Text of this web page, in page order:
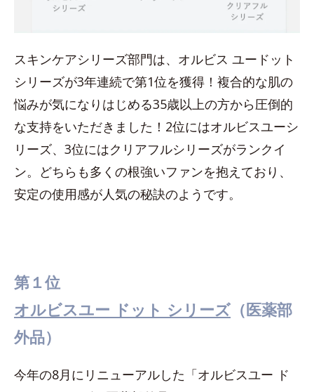
スキンケアシリーズ部門は、オルビス ユードット
シリーズが3年連続で第1位を獲得！複合的な肌の
悩みが気になりはじめる35歳以上の方から圧倒的
な支持をいただきました！2位にはオルビスユーシ
リーズ、3位にはクリアフルシリーズがランクイ
ン。どちらも多くの根強いファンを抱えており、
安定の使用感が人気の秘訣のようです。
第１位
オルビスユー ドット シリーズ （医薬部
外品）
今年の8月にリニューアルした「オルビスユー ド